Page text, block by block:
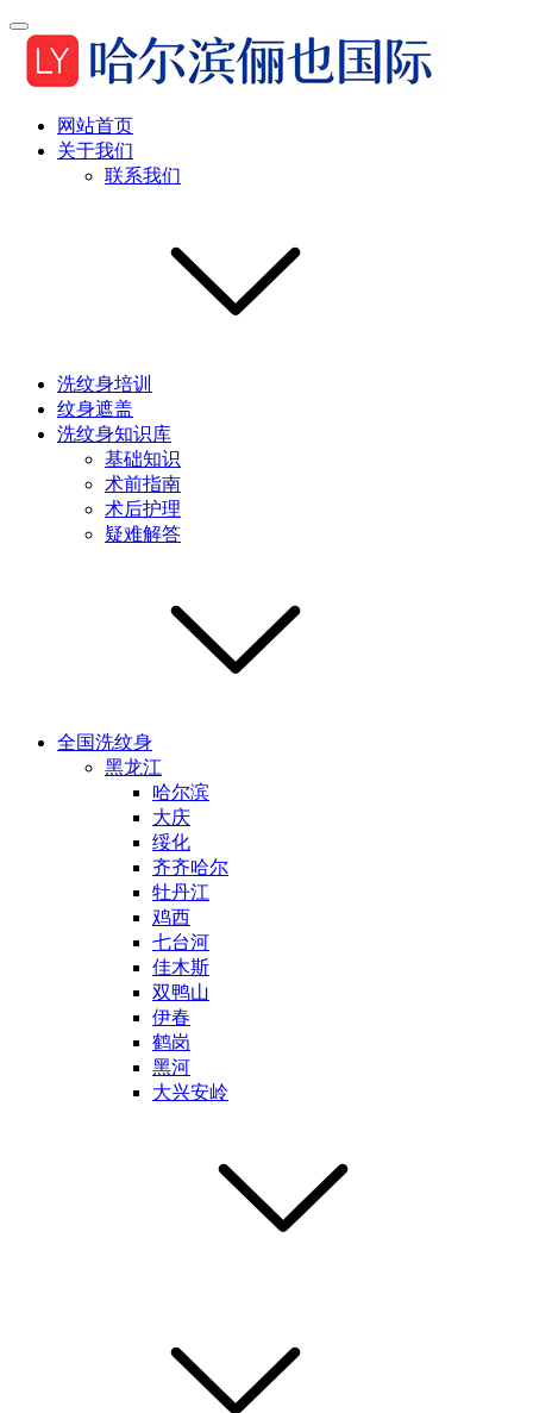
网站首页
关于我们
联系我们
洗纹身培训
纹身遮盖
洗纹身知识库
基础知识
术前指南
术后护理
疑难解答
全国洗纹身
黑龙江
哈尔滨
大庆
绥化
齐齐哈尔
牡丹江
鸡西
七台河
佳木斯
双鸭山
伊春
鹤岗
黑河
大兴安岭